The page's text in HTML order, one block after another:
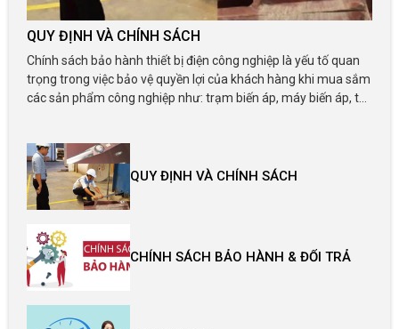
QUY ĐỊNH VÀ CHÍNH SÁCH
Chính sách bảo hành thiết bị điện công nghiệp là yếu tố quan
trọng trong việc bảo vệ quyền lợi của khách hàng khi mua sắm
các sản phẩm công nghiệp như: trạm biến áp, máy biến áp, tủ
tôi cam kết mang đến chính sách bảo hành rõ ràng, chuyên
nghiệp và tận tâm nhằm đảm bảo sự hài lòng tuyệt đối của
khách hàng.
QUY ĐỊNH VÀ CHÍNH SÁCH
CHÍNH SÁCH BẢO HÀNH & ĐỔI TRẢ